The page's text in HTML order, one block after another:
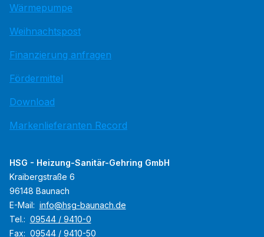
Wärmepumpe
Weihnachtspost
Finanzierung anfragen
Fördermittel
Download
Markenlieferanten Record
HSG - Heizung-Sanitär-Gehring GmbH
Kraibergstraße 6
96148 Baunach
E-Mail: info@hsg-baunach.de
Tel.: 09544 / 9410-0
Fax: 09544 / 9410-50